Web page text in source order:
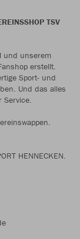
TSV
und unserem
erstellt.
Sport- und
Und das alles
Service.
HENNECKEN.